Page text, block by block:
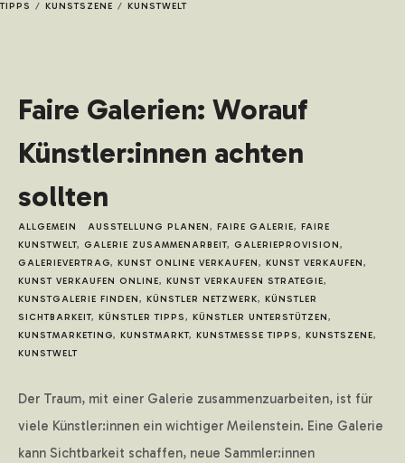
LOGIN
TIPPS / KUNSTSZENE / KUNSTWELT
Faire Galerien: Worauf
Künstler:innen achten
sollten
ALLGEMEIN AUSSTELLUNG PLANEN, FAIRE GALERIE, FAIRE
KUNSTWELT, GALERIE ZUSAMMENARBEIT, GALERIEPROVISION,
GALERIEVERTRAG, KUNST ONLINE VERKAUFEN, KUNST VERKAUFEN,
KUNST VERKAUFEN ONLINE, KUNST VERKAUFEN STRATEGIE,
KUNSTGALERIE FINDEN, KÜNSTLER NETZWERK, KÜNSTLER
SICHTBARKEIT, KÜNSTLER TIPPS, KÜNSTLER UNTERSTÜTZEN,
KUNSTMARKETING, KUNSTMARKT, KUNSTMESSE TIPPS, KUNSTSZENE,
KUNSTWELT
Der Traum, mit einer Galerie zusammenzuarbeiten, ist für
viele Künstler:innen ein wichtiger Meilenstein. Eine Galerie
kann Sichtbarkeit schaffen, neue Sammler:innen